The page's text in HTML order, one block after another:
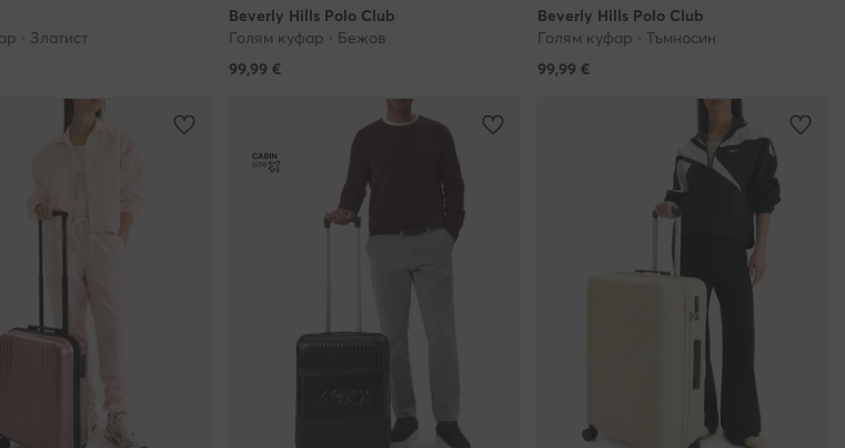
· Златист
Beverly Hills Polo Club
Голям куфар · Бежов
99,99 €
Beverly Hills Polo Club
Голям куфар · Тъмносин
99,99 €
Моля, имайте предвид, че даването на съгласие е
на личните Ви данни и Вашите съгласия
време, но това няма да повлияе на законосъобразността
преди оттеглянето. Научете повече на
. На този адрес можете да се запознаете и със
които съхраняват и имат достъп до информацията от
с интернет устройство (по-специално чрез
онлайн дейности, за да Ви предоставя
определена информация за Вас, включително чрез
данни, т.е. профилиране (анализираме Вашата дейност,
към определени, общи групи от нашите Клиенти,
техните решения - освен ако не ни дадете отделно